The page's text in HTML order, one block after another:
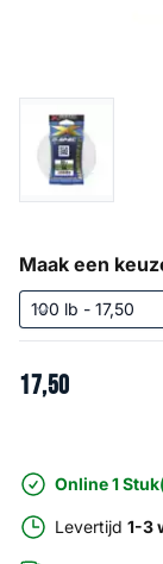
Maak een
17,50
Online 1
Levertijd 1-3